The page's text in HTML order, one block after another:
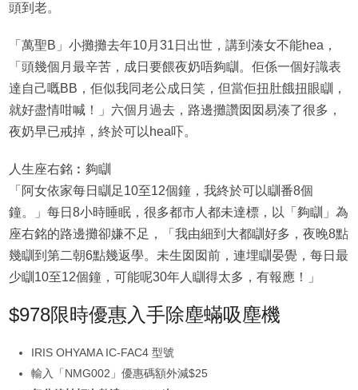
頭到老。
「萬聖B」小攤攤去年10月31日出世，講到湊女不能hea，
「頭幾個月最辛苦，成日要餵夜奶唔夠瞓。佢係一個好識表
達自己嘅BB，佢似我同老公成日笑，但當佢扭肚餓扭眼瞓，
就好盡情咁喊！」六個月過去，路邊攤讚囡囡易湊了很多，
夜奶早已戒掉，終於可以hea吓。
人生座右銘︰夠瞓
「阿女依家每日瞓足10至12個鐘，我終於可以瞓番8個
鐘。」每日8小時睡眠，很多都市人都未達標，以「夠瞓」為
座右銘的路邊攤卻嫌不足，「我由細到大都瞓好多，夜晚8點
幾瞓到第二朝6點幾返學。未生囡囡前，連埋瞓晏覺，每日最
少瞓10至12個鐘，可能呢30年人瞓得太多，有報應！」
$978限時優惠入手除塵蟎吸塵機
IRIS OHYAMA IC-FAC4 型號
輸入「NMG002」優惠碼額外減$25